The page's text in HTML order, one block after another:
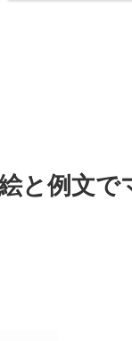
と例文で